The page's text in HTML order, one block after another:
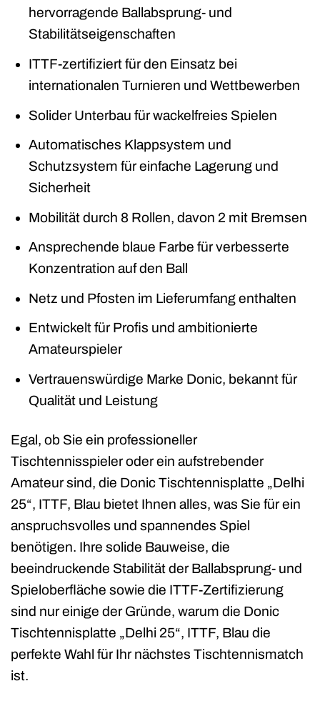
hervorragende Ballabsprung- und
Stabilitätseigenschaften
ITTF-zertifiziert für den Einsatz bei
internationalen Turnieren und Wettbewerben
Solider Unterbau für wackelfreies Spielen
Automatisches Klappsystem und
Schutzsystem für einfache Lagerung und
Sicherheit
Mobilität durch 8 Rollen, davon 2 mit Bremsen
Ansprechende blaue Farbe für verbesserte
Konzentration auf den Ball
Netz und Pfosten im Lieferumfang enthalten
Entwickelt für Profis und ambitionierte
Amateurspieler
Vertrauenswürdige Marke Donic, bekannt für
Qualität und Leistung
Egal, ob Sie ein professioneller
Tischtennisspieler oder ein aufstrebender
Amateur sind, die Donic Tischtennisplatte „Delhi
25“, ITTF, Blau bietet Ihnen alles, was Sie für ein
anspruchsvolles und spannendes Spiel
benötigen. Ihre solide Bauweise, die
beeindruckende Stabilität der Ballabsprung- und
Spieloberfläche sowie die ITTF-Zertifizierung
sind nur einige der Gründe, warum die Donic
Tischtennisplatte „Delhi 25“, ITTF, Blau die
perfekte Wahl für Ihr nächstes Tischtennismatch
ist.